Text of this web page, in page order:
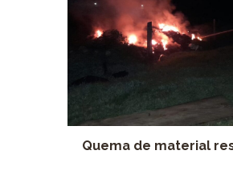
Quema de material